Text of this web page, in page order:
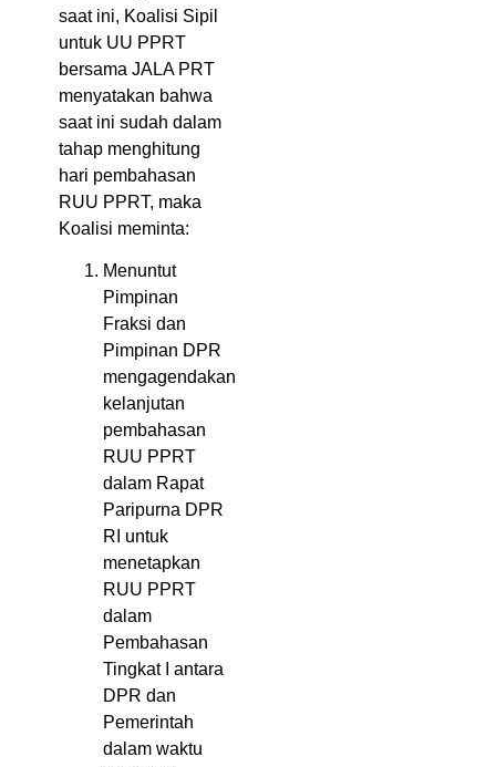
saat ini, Koalisi Sipil
untuk UU PPRT
bersama JALA PRT
menyatakan bahwa
saat ini sudah dalam
tahap menghitung
hari pembahasan
RUU PPRT, maka
Koalisi meminta:
Menuntut
Pimpinan
Fraksi dan
Pimpinan DPR
mengagendakan
kelanjutan
pembahasan
RUU PPRT
dalam Rapat
Paripurna DPR
RI untuk
menetapkan
RUU PPRT
dalam
Pembahasan
Tingkat I antara
DPR dan
Pemerintah
dalam waktu